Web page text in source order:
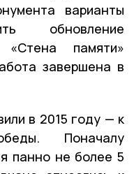
варианты
обновление
памяти»
завершена в
в 2015 году — к
Поначалу
панно не более 5